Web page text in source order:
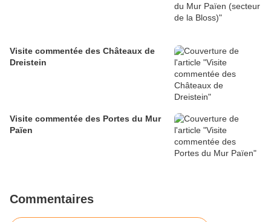
Visite commentée des Châteaux de
Dreistein
Visite commentée des Portes du Mur
Païen
Commentaires